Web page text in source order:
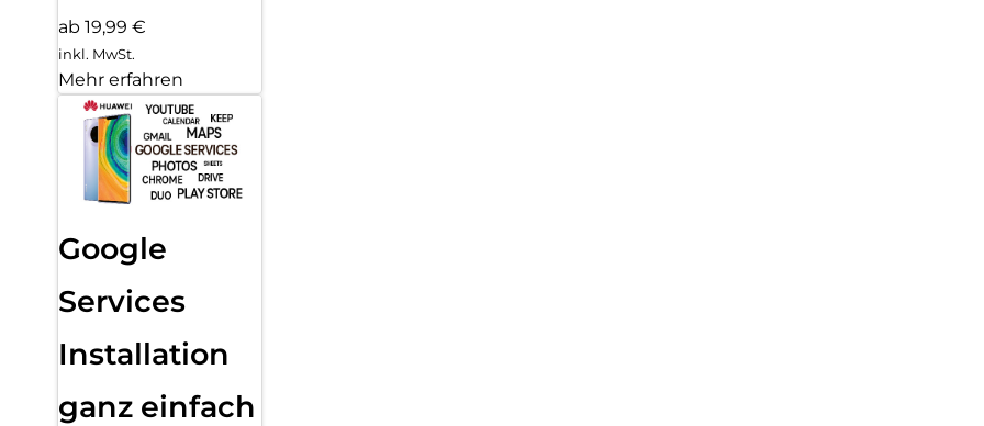
ab 19,99 €
inkl. MwSt.
Mehr erfahren
Google
Services
Installation
ganz einfach